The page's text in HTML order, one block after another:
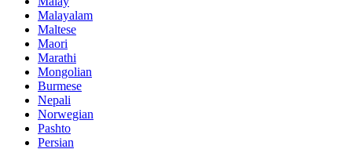
Malayalam
Maltese
Maori
Marathi
Mongolian
Burmese
Nepali
Norwegian
Pashto
Persian